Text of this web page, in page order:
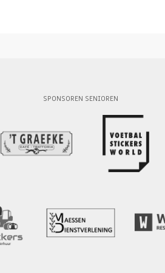
SPONSOREN SENIOREN